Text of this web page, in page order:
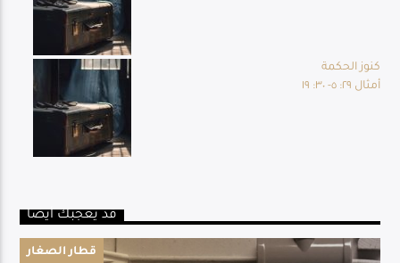
كنوز الحكمة
أمثال ٢٩: ٥- ٣٠: ١٩
قد يعجبك أيضا
قطار الصغار